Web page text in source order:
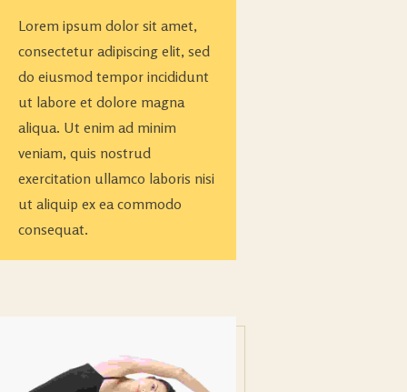
Lorem ipsum dolor sit amet,
consectetur adipiscing elit, sed
do eiusmod tempor incididunt
ut labore et dolore magna
aliqua. Ut enim ad minim
veniam, quis nostrud
exercitation ullamco laboris nisi
ut aliquip ex ea commodo
consequat.